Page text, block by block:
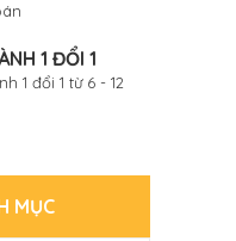
1 ĐỔI 1
1 đổi 1 từ 6 - 12
MỤC